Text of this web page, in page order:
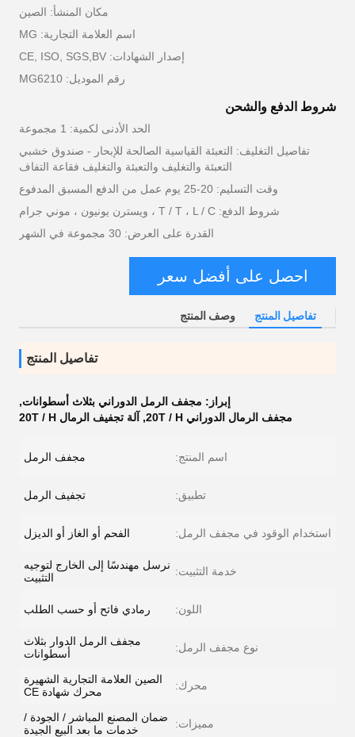
مكان المنشأ: الصين
اسم العلامة التجارية: MG
إصدار الشهادات: CE, ISO, SGS,BV
رقم الموديل: MG6210
شروط الدفع والشحن
الحد الأدنى لكمية: 1 مجموعة
تفاصيل التغليف: التعبئة القياسية الصالحة للإبحار - صندوق خشبي
التعبئة والتغليف والتعبئة والتغليف فقاعة التفاف
وقت التسليم: 20-25 يوم عمل من الدفع المسبق المدفوع
شروط الدفع: T / T ، L / C ، ويسترن يونيون ، موني جرام
القدرة على العرض: 30 مجموعة في الشهر
احصل على أفضل سعر
تفاصيل المنتج وصف المنتج
تفاصيل المنتج
إبراز: مجفف الرمل الدوراني بثلاث أسطوانات,
مجفف الرمال الدوراني 20T / H
, آلة تجفيف الرمال 20T / H
اسم المنتج: مجفف الرمل
تطبيق: تجفيف الرمل
استخدام الوقود في مجفف الرمل: الفحم أو الغاز أو الديزل
خدمة التثبيت: نرسل مهندسًا إلى الخارج لتوجيه
التثبيت
اللون: رمادي فاتح أو حسب الطلب
نوع مجفف الرمل:
مجفف الرمل الدوار بثلاث
أسطوانات
محرك:
الصين العلامة التجارية الشهيرة
محرك شهادة CE
مميزات:
ضمان المصنع المباشر / الجودة /
خدمات ما بعد البيع الجيدة